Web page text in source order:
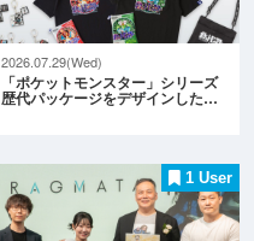
2026.07.29(Wed)
「ポケットモンスター」シリーズ
歴代パッケージをデザインした…
1 User